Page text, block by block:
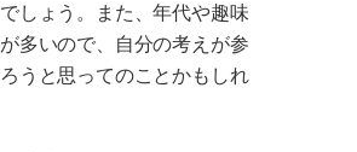
しょう。また、年代や趣味
多いので、自分の考えが参
うと思ってのことかもしれ